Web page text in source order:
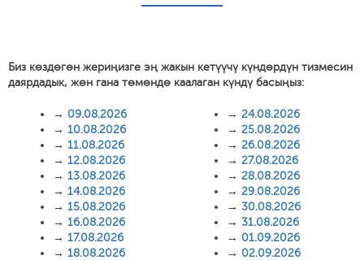
Биз көздөгөн жериңизге эң жакын кетүүчү күндөрдүн тизмесин
даярдадык, жөн гана төмөндө каалаган күндү басыңыз:
→ 09.08.2026
→ 10.08.2026
→ 11.08.2026
→ 12.08.2026
→ 13.08.2026
→ 14.08.2026
→ 15.08.2026
→ 16.08.2026
→ 17.08.2026
→ 18.08.2026
→ 24.08.2026
→ 25.08.2026
→ 26.08.2026
→ 27.08.2026
→ 28.08.2026
→ 29.08.2026
→ 30.08.2026
→ 31.08.2026
→ 01.09.2026
→ 02.09.2026